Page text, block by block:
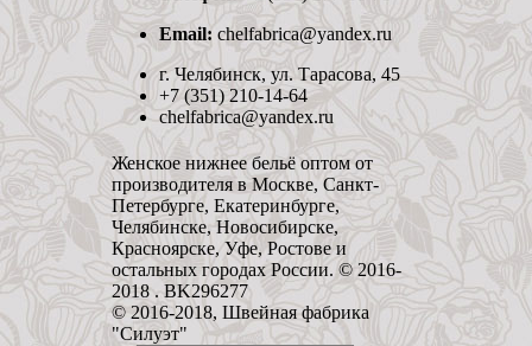
Email: chelfabrica@yandex.ru
г. Челябинск, ул. Тарасова, 45
+7 (351) 210-14-64
chelfabrica@yandex.ru
Женское нижнее бельё оптом от
производителя в Москве, Санкт-
Петербурге, Екатеринбурге,
Челябинске, Новосибирске,
Красноярске, Уфе, Ростове и
остальных городах России. © 2016-
2018 . BK296277
© 2016-2018, Швейная фабрика
"Силуэт"